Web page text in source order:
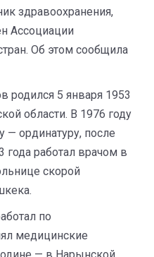
здравоохранения,
Ассоциации
Об этом сообщила
родился 5 января 1953
области. В 1976 году
ординатуру, после
года работал врачом в
скорой
по
медицинские